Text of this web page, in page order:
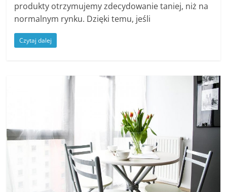
produkty otrzymujemy zdecydowanie taniej, niż na
normalnym rynku. Dzięki temu, jeśli
Czytaj dalej